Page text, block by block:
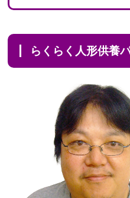
らくらく人形供養